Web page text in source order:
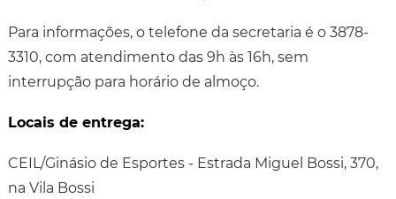
Para informações, o telefone da secretaria é o 3878-
3310, com atendimento das 9h às 16h, sem
interrupção para horário de almoço.
Locais de entrega:
CEIL/Ginásio de Esportes - Estrada Miguel Bossi, 370,
na Vila Bossi